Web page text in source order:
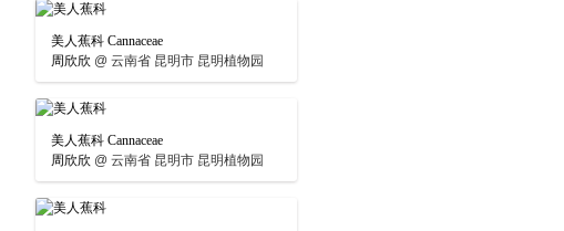
美人蕉科 Cannaceae
周欣欣 @ 云南省 昆明市 昆明植物园
美人蕉科 Cannaceae
周欣欣 @ 云南省 昆明市 昆明植物园